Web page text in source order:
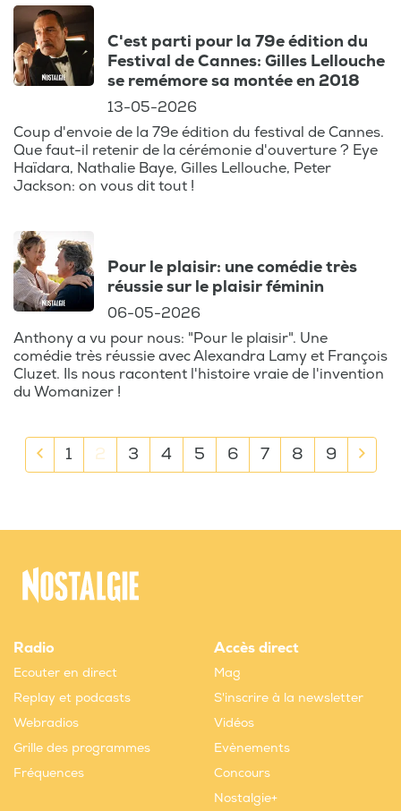
C'est parti pour la 79e édition du
Festival de Cannes: Gilles Lellouche
se remémore sa montée en 2018
13-05-2026
Coup d'envoie de la 79e édition du festival de Cannes.
Que faut-il retenir de la cérémonie d'ouverture ? Eye
Haïdara, Nathalie Baye, Gilles Lellouche, Peter
Jackson: on vous dit tout !
Pour le plaisir: une comédie très
réussie sur le plaisir féminin
06-05-2026
Anthony a vu pour nous: "Pour le plaisir". Une
comédie très réussie avec Alexandra Lamy et François
Cluzet. Ils nous racontent l'histoire vraie de l'invention
du Womanizer !
1 2 3 4 5 6 7 8 9
Radio
Ecouter en direct
Replay et podcasts
Webradios
Grille des programmes
Fréquences
Accès direct
Mag
S'inscrire à la newsletter
Vidéos
Evènements
Concours
Nostalgie+